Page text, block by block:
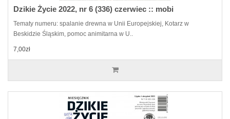
Dzikie Życie 2022, nr 6 (336) czerwiec :: mobi
Tematy numeru: spalanie drewna w Unii Europejskiej, Kotarz w
Beskidzie Śląskim, pomoc animitarna w U..
7,00zł